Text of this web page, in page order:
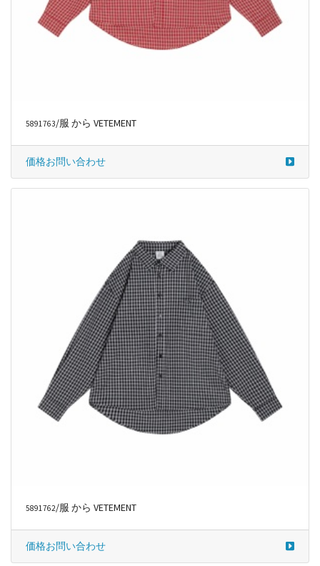
5891763/服 から VETEMENT
価格お問い合わせ
5891762/服 から VETEMENT
価格お問い合わせ